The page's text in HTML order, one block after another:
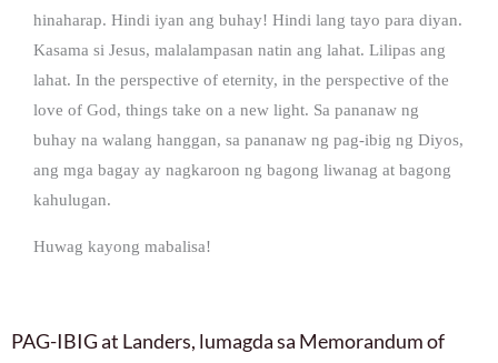
hinaharap. Hindi iyan ang buhay! Hindi lang tayo para diyan.
Kasama si Jesus, malalampasan natin ang lahat. Lilipas ang
lahat. In the perspective of eternity, in the perspective of the
love of God, things take on a new light. Sa pananaw ng
buhay na walang hanggan, sa pananaw ng pag-ibig ng Diyos,
ang mga bagay ay nagkaroon ng bagong liwanag at bagong
kahulugan.
Huwag kayong mabalisa!
PAG-IBIG at Landers, lumagda sa Memorandum of